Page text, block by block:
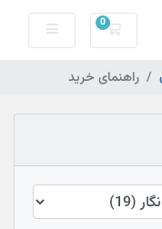
0
کارت خرید
راهنمای خرید